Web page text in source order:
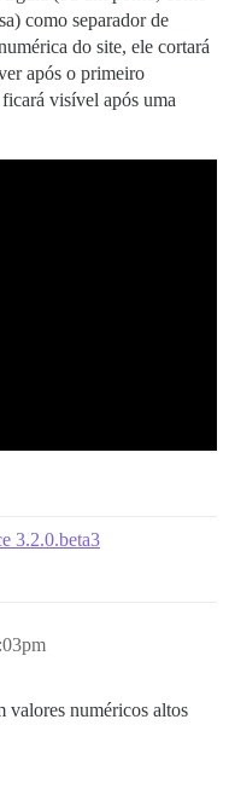
como separador de
do site, ele cortará
após o primeiro
visível após uma
3.2.0.beta3
valores numéricos altos